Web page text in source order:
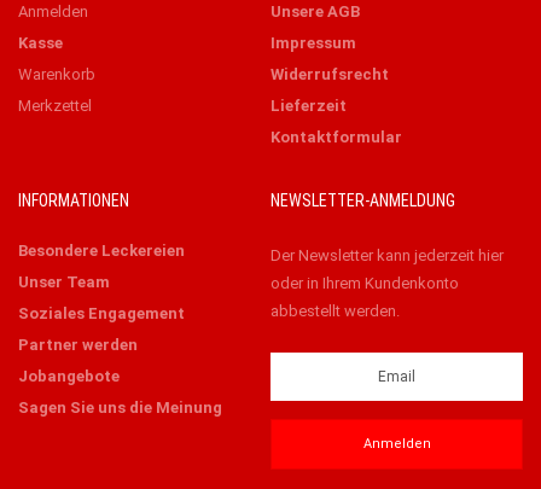
Anmelden
Kasse
Warenkorb
Merkzettel
Unsere AGB
Impressum
Widerrufsrecht
Lieferzeit
Kontaktformular
INFORMATIONEN
Besondere Leckereien
Unser Team
Soziales Engagement
Partner werden
Jobangebote
Sagen Sie uns die Meinung
NEWSLETTER-ANMELDUNG
Der Newsletter kann jederzeit hier
oder in Ihrem Kundenkonto
abbestellt werden.
Anmelden